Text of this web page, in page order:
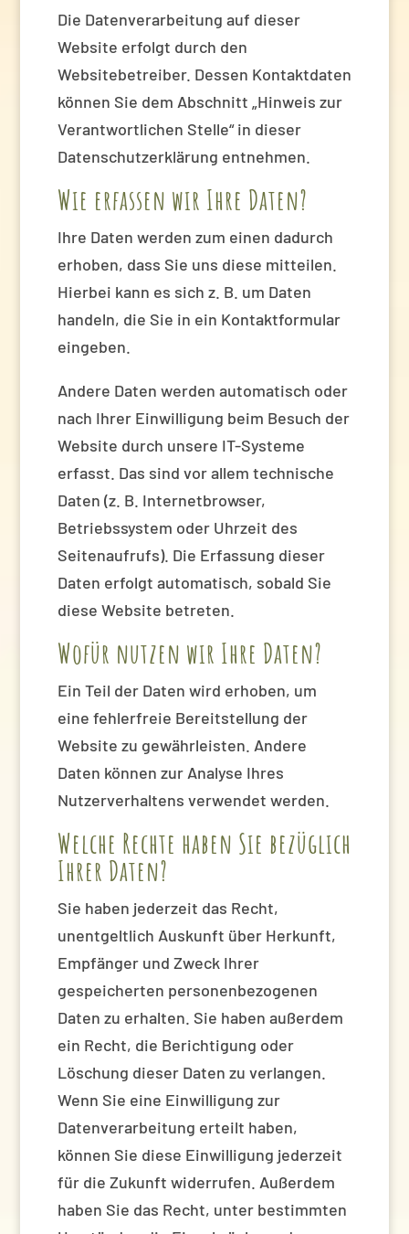
Die Datenverarbeitung auf dieser
Website erfolgt durch den
Websitebetreiber. Dessen Kontaktdaten
können Sie dem Abschnitt „Hinweis zur
Verantwortlichen Stelle“ in dieser
Datenschutzerklärung entnehmen.
Wie erfassen wir Ihre Daten?
Ihre Daten werden zum einen dadurch
erhoben, dass Sie uns diese mitteilen.
Hierbei kann es sich z. B. um Daten
handeln, die Sie in ein Kontaktformular
eingeben.
Andere Daten werden automatisch oder
nach Ihrer Einwilligung beim Besuch der
Website durch unsere IT-Systeme
erfasst. Das sind vor allem technische
Daten (z. B. Internetbrowser,
Betriebssystem oder Uhrzeit des
Seitenaufrufs). Die Erfassung dieser
Daten erfolgt automatisch, sobald Sie
diese Website betreten.
Wofür nutzen wir Ihre Daten?
Ein Teil der Daten wird erhoben, um
eine fehlerfreie Bereitstellung der
Website zu gewährleisten. Andere
Daten können zur Analyse Ihres
Nutzerverhaltens verwendet werden.
Welche Rechte haben Sie bezüglich
Ihrer Daten?
Sie haben jederzeit das Recht,
unentgeltlich Auskunft über Herkunft,
Empfänger und Zweck Ihrer
gespeicherten personenbezogenen
Daten zu erhalten. Sie haben außerdem
ein Recht, die Berichtigung oder
Löschung dieser Daten zu verlangen.
Wenn Sie eine Einwilligung zur
Datenverarbeitung erteilt haben,
können Sie diese Einwilligung jederzeit
für die Zukunft widerrufen. Außerdem
haben Sie das Recht, unter bestimmten